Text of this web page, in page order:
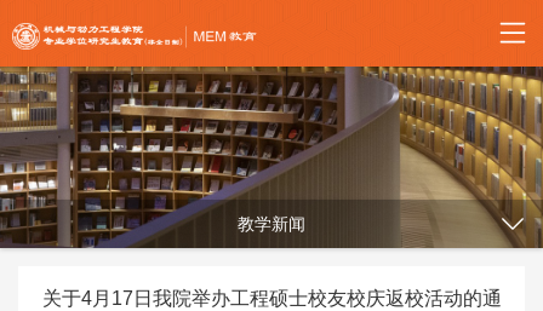
教学新闻
关于4月17日我院举办工程硕士校友校庆返校活动的通